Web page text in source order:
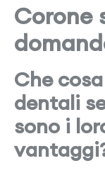
Corone
Che
dentali
sono i